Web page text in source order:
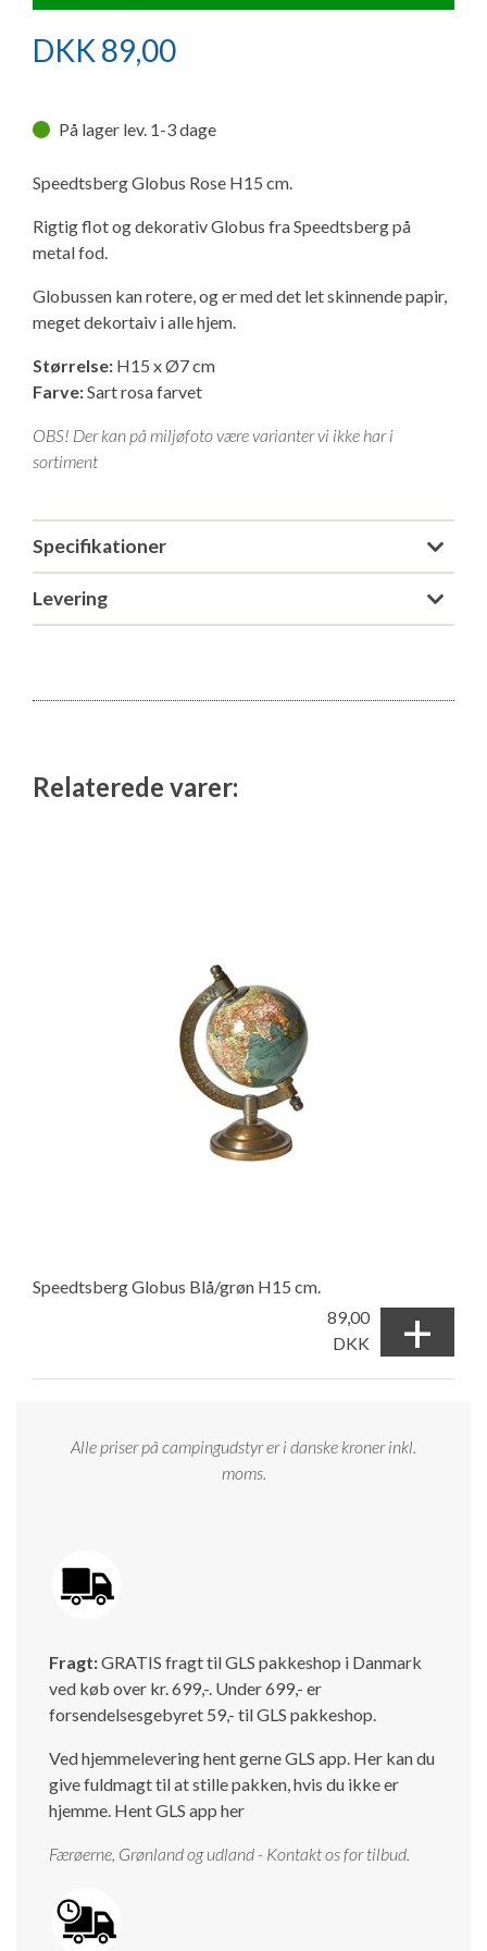
Adria Astella
Next
Hobby Prestige
Ny campingvogn - godt at vide
Finansiering af campingvogn
Forsikring af campingvogn
Brugte telte og udstyr
Isabella fortelte
Isabella Fortelte
Isabella Lufttelte
Isabella weekend- og vinterfortelte
Isabella fortelte til specialvogne
Camping erhverv
Adria Coral
Internet i campingvognen
Gas-komfort i din campingvogn
E-trailer kontrol- og sikkerhedsapp
Byvand - rindende vand i campingvognen
3 spændende ideer til campingvognen
GPS tracker til autocamper og campingvogn
GRØN Virksomhed
Klagemuligheder
Konkurrenceregler
GPDR - Optagelse af foto og video
GPDR - KG Camping Kundeklub
DKK 89,00
På lager lev. 1-3 dage
Speedtsberg Globus Rose H15 cm.
Rigtig flot og dekorativ Globus fra Speedtsberg på
metal fod.
Globussen kan rotere, og er med det let skinnende papir,
meget dekortaiv i alle hjem.
Størrelse: H15 x Ø7 cm
Farve:Sart rosa farvet
OBS! Der kan på miljøfoto være varianter vi ikke har i
sortiment
Specifikationer
Levering
Relaterede varer:
Speedtsberg Globus Blå/grøn H15 cm.
89,00
DKK
+
Alle priser på campingudstyr er i danske kroner inkl.
moms.
Fragt:GRATIS fragt til GLS pakkeshop i Danmark
ved køb over kr. 699,-. Under 699,- er
forsendelsesgebyret 59,- til GLS pakkeshop.
Ved hjemmelevering hent gerne GLS app. Her kan du
give fuldmagt til at stille pakken, hvis du ikke er
hjemme. Hent GLS app her
Færøerne, Grønland og udland - Kontakt os for tilbud.